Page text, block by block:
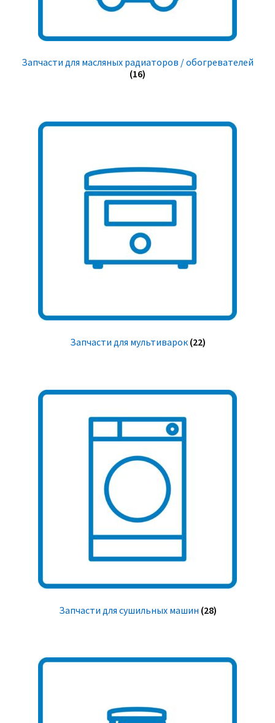
Запчасти для масляных радиаторов / обогревателей
(16)
Запчасти для мультиварок (22)
Запчасти для сушильных машин (28)